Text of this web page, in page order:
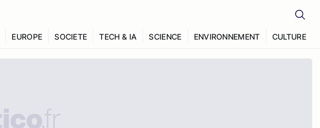
EUROPE SOCIETE TECH & IA SCIENCE ENVIRONNEMENT CULTURE